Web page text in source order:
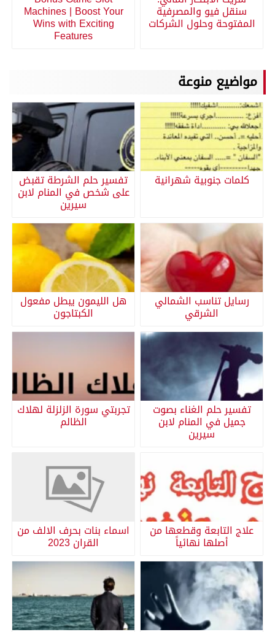
سنقل فيو والمصرفية
المفتوحة وحلول الشركات
Machines | Boost Your
Wins with Exciting
Features
مواضيع منوعة
كلمات جنوبية شهرانية تفسير حلم الشرطة تقبض
على شخص في المنام لابن
سيرين
رسايل تناسب الشمالي
الشرقي
هل الليمون يبطل مفعول
الكبتاجون
تفسير حلم الغناء بصوت
جميل في المنام لابن
سيرين
تجربتي سورة الزلزلة لهلاك
الظالم
علاج التابعة وقطعها من
أصلها نهائياً
اسماء بنات بحرف الالف من
القران 2023